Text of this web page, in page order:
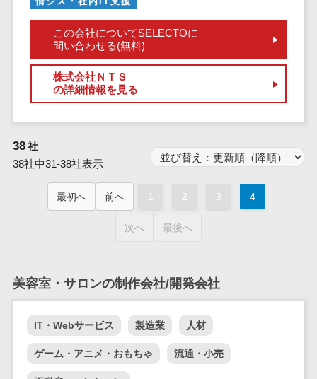
図面検索システム>
施工管理アプリ>
報告書作成ツール>
フィールド業務支援サービス>
人材紹介システム>
人材派遣管理システム>
校務支援システム>
設備監視シス
テム
ID管理システ
システム連携
ツール
クラウド接続
キッティング
情シスアウト
ール対策
ィ・脆弱性診断
この会社についてSELECTOに
問い合わせる(無料)
株式会社ＮＴＳ
の詳細情報を見る
38社
38社中31-38社表示
最初へ 前へ 1 2 3 4
次へ 最後へ
美容室・サロンの制作会社/開発会社
IT・Webサービス 製造業 人材
ゲーム・アニメ・おもちゃ 流通・小売